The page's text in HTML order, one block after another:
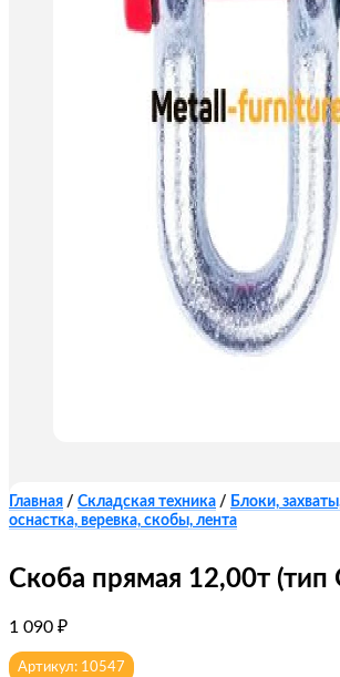
Главная / Складская техника / Блоки,
оснастка, веревка, скобы, лента
Скоба прямая 12,00т (тип
1 090 ₽
Артикул: 10547